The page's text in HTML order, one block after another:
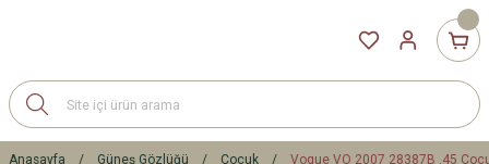
Anasayfa Güneş Gözlüğü Çocuk Vogue VO 2007 28387B .45